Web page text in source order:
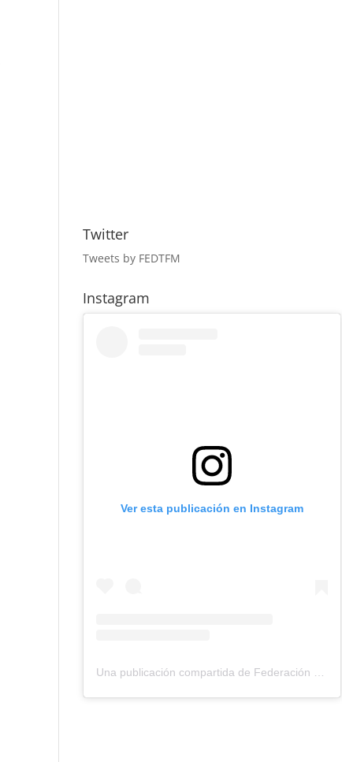
Twitter
Tweets by FEDTFM
Instagram
Ver esta publicación en Instagram